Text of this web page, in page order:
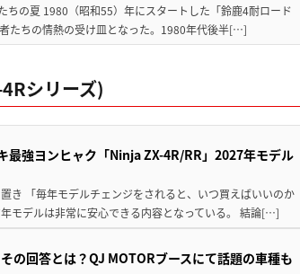
ちの夏 1980（昭和55）年にスタートした「鈴鹿4耐ロード
たちの情熱の受け皿となった。1980年代後半[…]
シリーズ)
最強ヨンヒャク「Ninja ZX-4R/RR」2027年モデル
き 「毎年モデルチェンジをされると、いつ買えばいいのか
モデルは非常に安心できる内容となっている。 結論[…]
の回答とは？QJ MOTORブースにて話題の車種も